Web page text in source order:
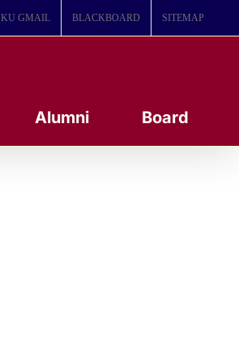
KU GMAIL BLACKBOARD SITEMAP
Alumni Board